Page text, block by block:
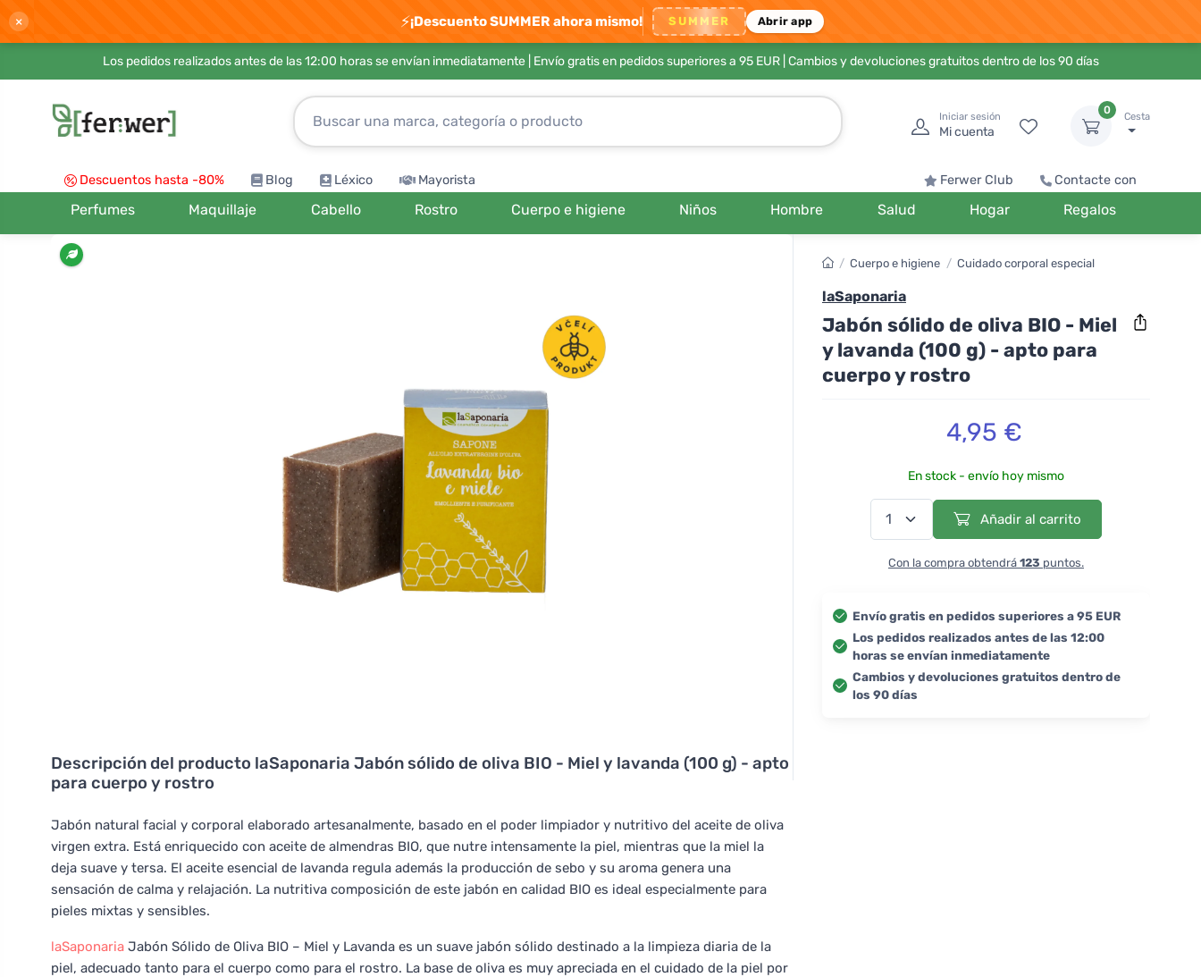
× ⚡¡Descuento SUMMER ahora mismo! SUMMER Abrir app
Los pedidos realizados antes de las 12:00 horas se envían inmediatamente | Envío gratis en pedidos superiores a 95 EUR| Cambios y devoluciones gratuitos dentro de los 90 días
Iniciar sesión
Mi cuenta
0
Cesta
Descuentos hasta -80% Blog Léxico Mayorista Ferwer Club Contacte con
Perfumes Maquillaje Cabello Rostro Cuerpo e higiene Niños Hombre Salud Hogar Regalos
Descripción del producto laSaponaria Jabón sólido de oliva BIO - Miel y lavanda (100 g) - apto
para cuerpo y rostro
Jabón natural facial y corporal elaborado artesanalmente, basado en el poder limpiador y nutritivo del aceite de oliva
virgen extra. Está enriquecido con aceite de almendras BIO, que nutre intensamente la piel, mientras que la miel la
deja suave y tersa. El aceite esencial de lavanda regula además la producción de sebo y su aroma genera una
sensación de calma y relajación. La nutritiva composición de este jabón en calidad BIO es ideal especialmente para
pieles mixtas y sensibles.
laSaponaria Jabón Sólido de Oliva BIO – Miel y Lavanda es un suave jabón sólido destinado a la limpieza diaria de la
piel, adecuado tanto para el cuerpo como para el rostro. La base de oliva es muy apreciada en el cuidado de la piel por
/ Cuerpo e higiene / Cuidado corporal especial
laSaponaria
Jabón sólido de oliva BIO - Miel
y lavanda (100 g) - apto para
cuerpo y rostro
4,95 €
En stock - envío hoy mismo
Añadir al carrito
Con la compra obtendrá 123 puntos.
Envío gratis en pedidos superiores a 95 EUR
Los pedidos realizados antes de las 12:00
horas se envían inmediatamente
Cambios y devoluciones gratuitos dentro de
los 90 días